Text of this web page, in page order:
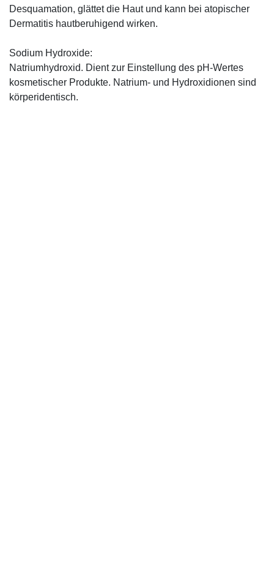
Desquamation, glättet die Haut und kann bei atopischer
Dermatitis hautberuhigend wirken.
Sodium Hydroxide:
Natriumhydroxid. Dient zur Einstellung des pH-Wertes
kosmetischer Produkte. Natrium- und Hydroxidionen sind
körperidentisch.